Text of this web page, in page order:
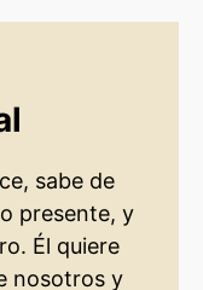
sabe de
presente, y
Él quiere
nosotros y